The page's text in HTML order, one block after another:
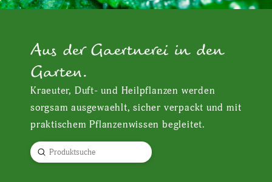
Aus der Gaertnerei in den
Garten.
Kraeuter, Duft- und Heilpflanzen werden
sorgsam ausgewaehlt, sicher verpackt und mit
praktischem Pflanzenwissen begleitet.
Search
Submit